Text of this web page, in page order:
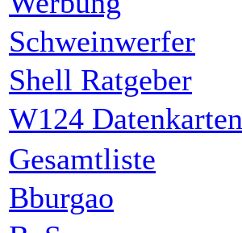
Schweinwerfer
Shell Ratgeber
W124 Datenkarten
Gesamtliste
Bburgao